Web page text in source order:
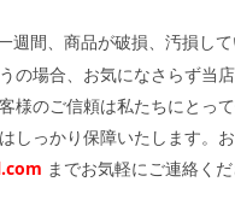
週間、商品が破損、汚損し
の場合、お気になさらず当
様のご信頼は私たちにとっ
しっかり保障いたします。
までお気軽にご連絡くだ